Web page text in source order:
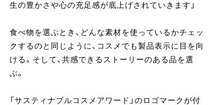
生の豊かさや心の充足感が底上げされていきます」
食べ物を選ぶとき、どんな素材を使っているかチェッ
クするのと同じように、コスメでも製品表示に目を向
ける。そして、共感できるストーリーのある品を選
ぶ。
「サスティナブルコスメアワード」のロゴマークが付